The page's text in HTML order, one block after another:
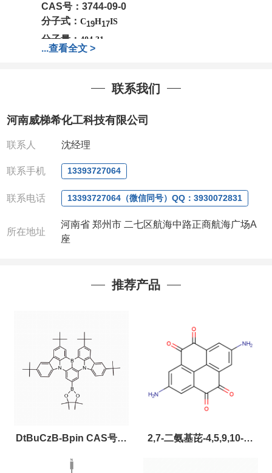
CAS号：3744-09-0
分子式： C19H17IS
分子量： 404.31
公司拥有一批长期从事精细化学品开发和生产的高级
店铺内只有部分产品，如需其他产品也可咨询定制！
产品详细价格、规格等请直接联系：
联系人：吴经理
电话 :13393727064/0371-63377391
微信：13393727064
公司对高校和国家科研机构可以先发货和开票后再付
系。出现质量问题，全额退款，并承担所有运费，欢
议
产品质量好
...查看全文 >
联系我们
河南威梯希化工科技有限公司
联系人 沈经理
联系手机 13393727064
联系电话 13393727064（微信同号）QQ：3930072831
所在地址
河南省 郑州市 二七区航海中路正商航海广场A
座
推荐产品
DtBuCzB-Bpin CAS号：
2643331-97-7
2,7-二氨基芘-4,5,9,10-四